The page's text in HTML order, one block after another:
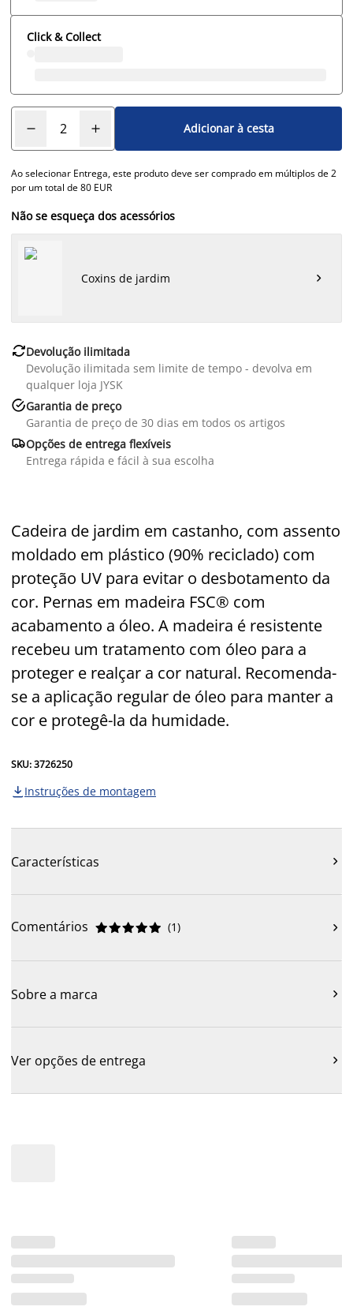
Click & Collect
Adicionar à cesta
Ao selecionar Entrega, este produto deve ser comprado em múltiplos de 2
por um total de 80 EUR
Não se esqueça dos acessórios
Coxins de jardim 
Devolução ilimitada
Devolução ilimitada sem limite de tempo - devolva em
qualquer loja JYSK
Garantia de preço
Garantia de preço de 30 dias em todos os artigos
Opções de entrega flexíveis
Entrega rápida e fácil à sua escolha
Cadeira de jardim em castanho, com assento
moldado em plástico (90% reciclado) com
proteção UV para evitar o desbotamento da
cor. Pernas em madeira FSC® com
acabamento a óleo. A madeira é resistente
recebeu um tratamento com óleo para a
proteger e realçar a cor natural. Recomenda-
se a aplicação regular de óleo para manter a
cor e protegê-la da humidade.
SKU: 3726250
 Instruções de montagem
Características 
Comentários 




 (1) 
Sobre a marca 
Ver opções de entrega 